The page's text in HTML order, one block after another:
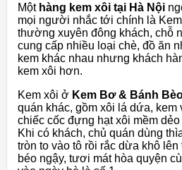
Một hàng kem xôi tại Hà Nội
mọi người nhắc tới chính là
thường xuyên đông khách, chỗ
cung cấp nhiều loại chè, đồ ăn
kem khác nhau nhưng khách
kem xôi hơn.
Kem xôi ở Kem Bơ & Bánh
quán khác, gồm xôi lá dứa,
chiếc cốc đựng hạt xôi mềm
Khi có khách, chủ quán dùng
tròn to vào tô rồi rắc dừa khô lên
béo ngậy, tươi mát hòa quyện